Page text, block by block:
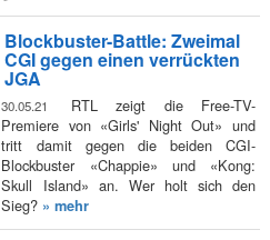
Blockbuster-Battle: Zweimal
CGI gegen einen verrückten
JGA
30.05.21
RTL zeigt die Free-TV-
Premiere von «Girls' Night Out» und
tritt damit gegen die beiden CGI-
Blockbuster «Chappie» und «Kong:
Skull Island» an. Wer holt sich den
Sieg? » mehr